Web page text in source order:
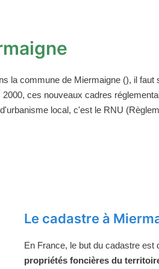
la commune de Miermaigne (), il
ces nouveaux cadres
local, c'est le RNU
Le cadastre à
En France, le but du cadastre est
propriétés foncières du